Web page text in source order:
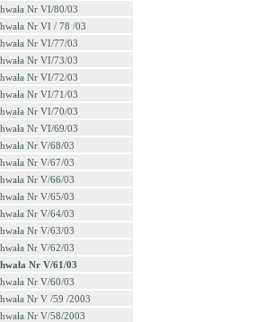
Nr VI/80/03
Nr VI / 78 /03
Nr VI/77/03
Nr VI/73/03
Nr VI/72/03
Nr VI/71/03
Nr VI/70/03
Nr VI/69/03
Nr V/68/03
Nr V/67/03
Nr V/66/03
Nr V/65/03
Nr V/64/03
Nr V/63/03
Nr V/62/03
Nr V/61/03
Nr V/60/03
Nr V /59 /2003
Nr V/58/2003